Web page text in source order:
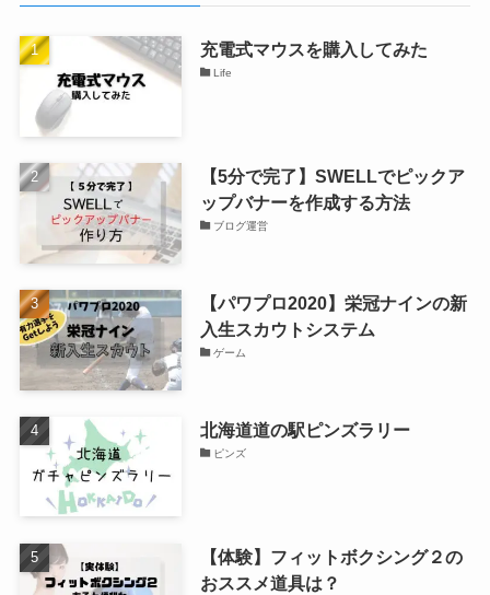
充電式マウスを購入してみた
Life
【5分で完了】SWELLでピックア
ップバナーを作成する方法
ブログ運営
【パワプロ2020】栄冠ナインの新
入生スカウトシステム
ゲーム
北海道道の駅ピンズラリー
ピンズ
【体験】フィットボクシング２の
おススメ道具は？